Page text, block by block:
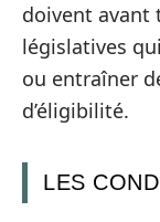
doivent avant
législatives
ou entraîner
d’éligibilité.
LES